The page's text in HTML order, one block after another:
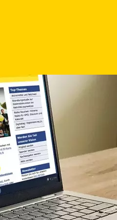
an
bestellen bzw. herunterladen